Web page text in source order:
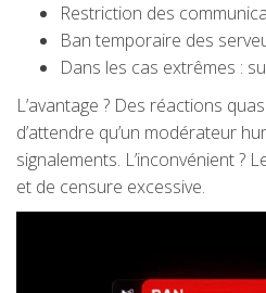
Restriction des
Ban temporaire des
Dans les cas extrêmes :
L’avantage ? Des réactions
d’attendre qu’un modérateur
signalements. L’inconvénient ?
et de censure excessive.